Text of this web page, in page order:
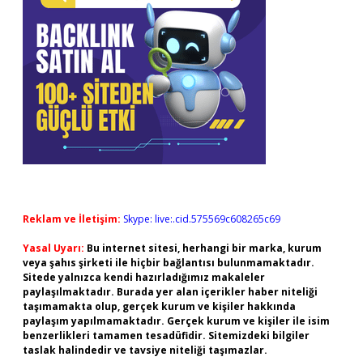
Reklam ve İletişim: Skype: live:.cid.575569c608265c69
Yasal Uyarı: Bu internet sitesi, herhangi bir marka, kurum
veya şahıs şirketi ile hiçbir bağlantısı bulunmamaktadır.
Sitede yalnızca kendi hazırladığımız makaleler
paylaşılmaktadır. Burada yer alan içerikler haber niteliği
taşımamakta olup, gerçek kurum ve kişiler hakkında
paylaşım yapılmamaktadır. Gerçek kurum ve kişiler ile isim
benzerlikleri tamamen tesadüfidir. Sitemizdeki bilgiler
taslak halindedir ve tavsiye niteliği taşımazlar.